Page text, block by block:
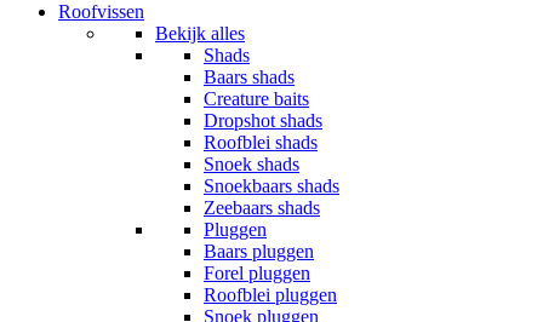
Roofvissen
Bekijk alles
Shads
Baars shads
Creature baits
Dropshot shads
Roofblei shads
Snoek shads
Snoekbaars shads
Zeebaars shads
Pluggen
Baars pluggen
Forel pluggen
Roofblei pluggen
Snoek pluggen